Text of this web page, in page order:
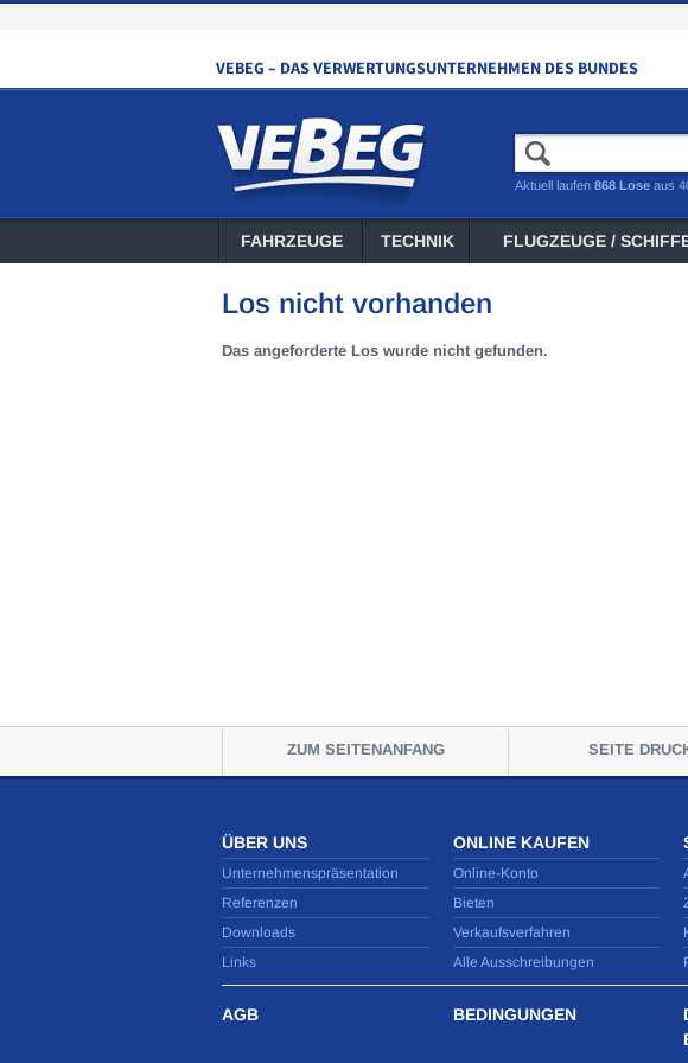
Aktuell laufen 868 Lose aus
FAHRZEUGE TECHNIK FLUGZEUGE /
Los nicht vorhanden
Das angeforderte Los wurde nicht gefunden.
ZUM SEITENANFANG SEITE
ÜBER UNS
Unternehmenspräsentation
Referenzen
Downloads
Links
ONLINE KAUFEN
Online-Konto
Bieten
Verkaufsverfahren
Alle Ausschreibungen
AGB BEDINGUNGEN